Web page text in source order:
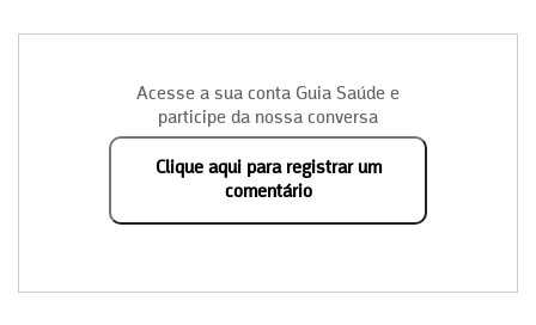
Acesse a sua conta Guia Saúde e
participe da nossa conversa
Clique aqui para registrar um
comentário